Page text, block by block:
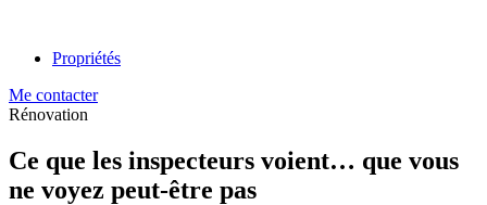
Propriétés
Me contacter
Rénovation
Ce que les inspecteurs voient… que vous
ne voyez peut-être pas